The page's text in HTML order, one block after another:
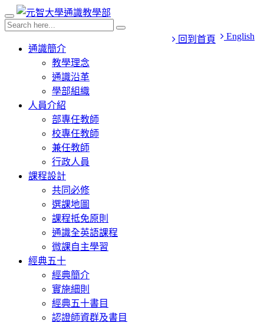
English
回到首頁
通識簡介
教學理念
通識沿革
學部組織
人員介紹
部專任教師
校專任教師
兼任教師
行政人員
課程設計
共同必修
選課地圖
課程抵免原則
通識全英語課程
微課自主學習
經典五十
經典簡介
實施細則
經典五十書目
認證師資群及書目